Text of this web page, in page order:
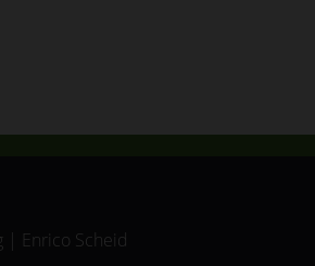
| Enrico Scheid